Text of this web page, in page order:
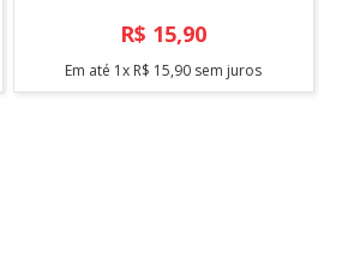
R$ 15,90
Em até 1x R$ 15,90 sem juros